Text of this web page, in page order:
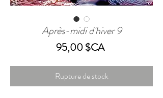
Après-midi d'hiver 9
95,00 $CAPrix
Rupture de stock